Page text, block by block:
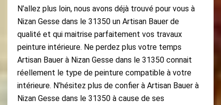
N’allez plus loin, nous avons déjà trouvé pour vous à
Nizan Gesse dans le 31350 un Artisan Bauer de
qualité et qui maitrise parfaitement vos travaux
peinture intérieure. Ne perdez plus votre temps
Artisan Bauer à Nizan Gesse dans le 31350 connait
réellement le type de peinture compatible à votre
intérieure. N’hésitez plus de confier à Artisan Bauer à
Nizan Gesse dans le 31350 à cause de ses